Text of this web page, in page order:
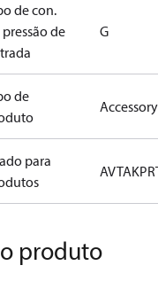
de con.
de
G
de
Accessory
para
AVTAKP
produto